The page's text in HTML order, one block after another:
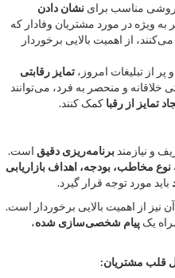
روشی مناسب برای نشان دادن
ویژه در مورد مشتریان وفادار که
از اهمیت بالایی برخوردار
پر از تبلیغات امروز، تمایز رقابتی
خلاقانه و منحصر به فرد، می‌توانند
تمایز از رقبا کمک کنند.
و نیازمندبرنامه‌ریزی دقیق است.
نوع مخاطب، بودجه، اهداف بازاریابی
باید مورد توجه قرار گیرد.
آن نیز از اهمیت بالایی برخوردار است.
یک پیام شخصی‌سازی شده،
قلب مشتریان: